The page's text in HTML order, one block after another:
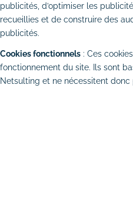
publicités, d’optimiser les
recueillies et de construire des
publicités.
Cookies fonctionnels : Ces
fonctionnement du site. Ils sont
Netsulting et ne nécessitent
Acquisition &
# Référencement
# Référencement